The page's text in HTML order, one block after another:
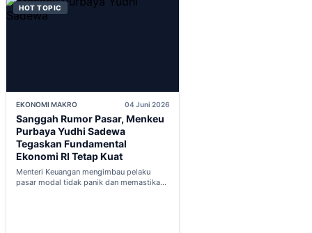
HOT TOPIC
EKONOMI MAKRO 04 Juni 2026
Sanggah Rumor Pasar, Menkeu
Purbaya Yudhi Sadewa
Tegaskan Fundamental
Ekonomi RI Tetap Kuat
Menteri Keuangan mengimbau pelaku
pasar modal tidak panik dan memastikan